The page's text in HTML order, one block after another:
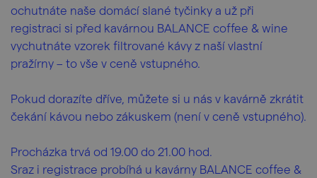
ochutnáte naše domácí slané tyčinky a už při
registraci si před kavárnou BALANCE coffee & wine
vychutnáte vzorek filtrované kávy z naší vlastní
pražírny – to vše v ceně vstupného.
Pokud dorazíte dříve, můžete si u nás v kavárně zkrátit
čekání kávou nebo zákuskem (není v ceně vstupného).
Procházka trvá od 19.00 do 21.00 hod.
Sraz i registrace probíhá u kavárny BALANCE coffee &